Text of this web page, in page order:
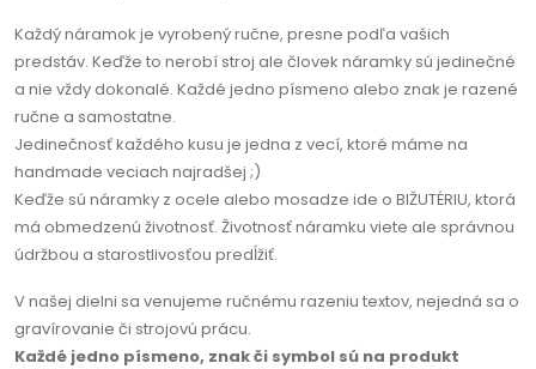
Každý náramok je vyrobený ručne, presne podľa vašich
predstáv. Keďže to nerobí stroj ale človek náramky sú jedinečné
a nie vždy dokonalé. Každé jedno písmeno alebo znak je razené
ručne a samostatne.
Jedinečnosť každého kusu je jedna z vecí, ktoré máme na
handmade veciach najradšej ;)
Keďže sú náramky z ocele alebo mosadze ide o BIŽUTÉRIU, ktorá
má obmedzenú životnosť. Životnosť náramku viete ale správnou
údržbou a starostlivosťou predĺžiť.
V našej dielni sa venujeme ručnému razeniu textov, nejedná sa o
gravírovanie či strojovú prácu.
Každé jedno písmeno, znak či symbol sú na produkt